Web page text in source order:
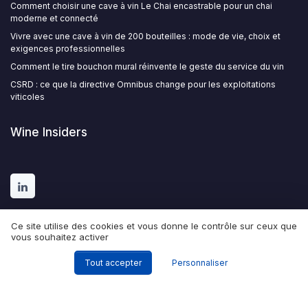
Comment choisir une cave à vin Le Chai encastrable pour un chai
moderne et connecté
Vivre avec une cave à vin de 200 bouteilles : mode de vie, choix et
exigences professionnelles
Comment le tire bouchon mural réinvente le geste du service du vin
CSRD : ce que la directive Omnibus change pour les exploitations
viticoles
Wine Insiders
Mentions légales
Politique de confidentialité
Ce site utilise des cookies et vous donne le contrôle sur ceux que
vous souhaitez activer
Tout accepter Personnaliser